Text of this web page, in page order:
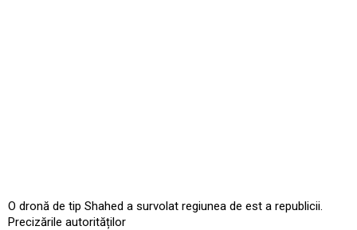
O dronă de tip Shahed a survolat regiunea de est a republicii.
Precizările autorităților